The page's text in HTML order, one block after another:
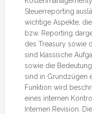
Steuerreporting
wichtige Aspekte,
bzw. Reporting
des Treasury sowie
sind klassische
sowie die
sind in Grundzügen
Funktion wird
eines internen
Internen Revision.